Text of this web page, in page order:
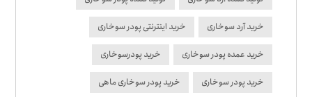
خرید آرد سوخاری خرید اینترنتی پودر سوخاری
خرید عمده پودر سوخاری خرید پودرسوخاری
خرید پودر سوخاری خرید پودر سوخاری ماهی